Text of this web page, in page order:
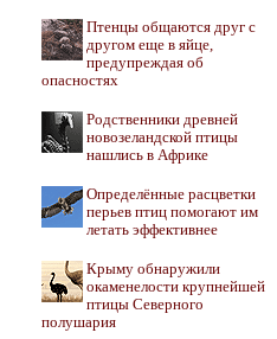
Птенцы общаются друг с
другом еще в яйце,
предупреждая об
опасностях
Родственники древней
новозеландской птицы
нашлись в Африке
Определённые расцветки
перьев птиц помогают им
летать эффективнее
Крыму обнаружили
окаменелости крупнейшей
птицы Северного
полушария